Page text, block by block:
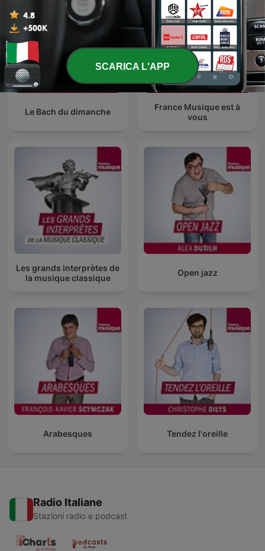
Le Bach du dimanche
France Musique est à
vous
Les grands interprètes de
la musique classique
Open jazz
Arabesques Tendez l'oreille
Radio Italiane
Stazioni radio e podcast
SCARICA L'APP